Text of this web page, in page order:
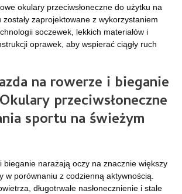
okulary przeciwsłoneczne do użytku na
zaprojektowane z wykorzystaniem
soczewek, lekkich materiałów i
oprawek, aby wspierać ciągły ruch
na rowerze i bieganie
Okulary przeciwsłoneczne
sportu na świeżym
bieganie narażają oczy na znacznie większy
w porównaniu z codzienną aktywnością.
długotrwałe nasłonecznienie i stale